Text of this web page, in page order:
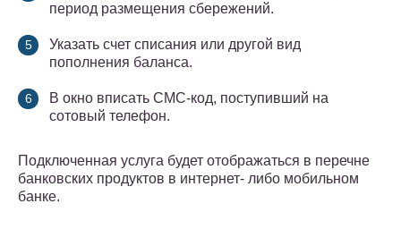
период размещения сбережений.
Указать счет списания или другой вид
пополнения баланса.
В окно вписать СМС-код, поступивший на
сотовый телефон.
Подключенная услуга будет отображаться в перечне
банковских продуктов в интернет- либо мобильном
банке.